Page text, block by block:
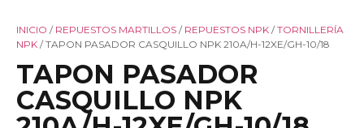
INICIO / REPUESTOS MARTILLOS / REPUESTOS NPK /TORNILLERÍA
NPK / TAPON PASADOR CASQUILLO NPK 210A/H-12XE/GH-10/18
TAPON PASADOR
CASQUILLO NPK